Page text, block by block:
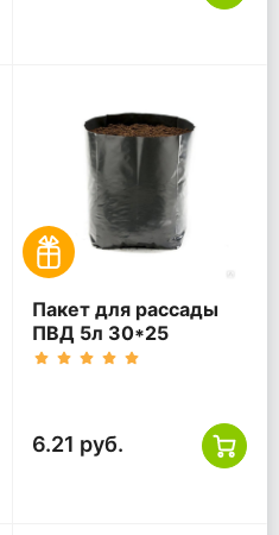
Пакет для рассады
ПВД 5л 30*25
100мкм черный
6.21 руб.